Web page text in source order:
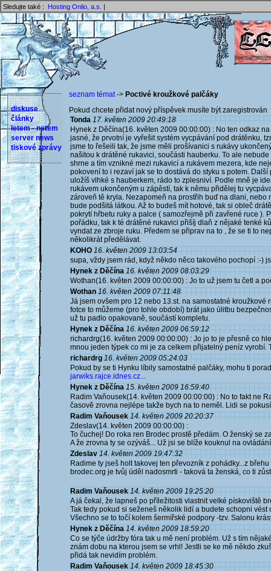
Sledujte také : Hosting Onlio, a.s. |
diskuse
články
letem - netem
server news
tiskové zprávy
seznam témat-> Poctivé kroužkové palčáky
Pokud chcete přidat nový příspěvek musíte být
Tonda 17. květen 2009 20:49:18
Hynek z Děčína(16. květen 2009 00:00:00) : No ten odkaz
jasné, že prvotní je vyřešit systém vycpávání pod drátěnku,
jsme to řešeili tak, že jsme měli prošívanici s rukávy
našitou k drátěné rukavici, součásti hauberku. To ale
shrne a tím vznikné mezi rukavicí a rukávem mezera, kde
pokovení to i rezaví jak se to dostává do styku s potem.
uložíš vlhké s hauberkem, rádo to zplesniví. Podle mně je
rukávem ukončeným u zápěstí, tak k němu přidělej tu
zároveň tě kryla. Nezapomeň na prostřih buď na dlani,
bude podšitá látkou. Až to budeš mít hotové, tak si obleč
pokrytí hřbetu ruky a palce ( samozřejmě při zavřené ruce ).
pořádku, tak k té drátěné rukavici přišíj dlaň z nějaké tenké
vyndat ze zbroje ruku. Předem se připrav na to , že se ti to
několikrát předělávat.
KOHO 16. květen 2009 13:03:54
supa, vždy jsem rád, když někdo něco takového pochopí :-)
Hynek z Děčína 16. květen 2009 08:03:29
Wothan(16. květen 2009 00:00:00) : Jo to už jsem tu četl a
Wothan 16. květen 2009 07:11:48
Já jsem ovšem pro 12 nebo 13.st. na samostatné
fotce to můžeme (pro tohle období) brát jako úlitbu
už tu padlo opakovaně, součástí kompletu.
Hynek z Děčína 16. květen 2009 06:59:12
richardrg(16. květen 2009 00:00:00) : Jo jo to je přesně co
mnou jeden týpek co mi je za celkem přijatelný peníz vyrobí.
richardrg 16. květen 2009 05:24:03
Pokud by se ti Hynku líbily samostatné palčáky, mohu ti
jarwiks.rajce.idnes.cz...
Hynek z Děčína 15. květen 2009 16:59:40
Radim Vaňousek(14. květen 2009 00:00:00) : No to fakt ne
časově zrovna nejlépe takže bych na to neměl. Lidi se
Radim Vaňousek 14. květen 2009 20:20:37
Zdeslav(14. květen 2009 00:00:00) :
To čuchej! Do roka ren Brodec prostě předám. O ženský se
A že zrovna ty se ozýváš... Už jsi se blíže kouknul na
Zdeslav 14. květen 2009 19:47:32
Radime ty jseš holt takovej ten převozník z pohádky...z
brodec.org je tvůj úděl nadosmrti - taková ta ženská, co ti
Radim Vaňousek 14. květen 2009 19:25:20
A já čekal, že lapneš po příležitosti vlastnit velké pískoviště
Tak tedy pokud si seženeš několik lidí a budete schopni
Všechno se to točí kolem šermířské podpory -tzv. Salonu
Hynek z Děčína 14. květen 2009 18:59:20
Co se týče údržby fóra tak u mě není problém. Už s tím
znám dobu na kterou jsem se vrhl! Jestli se ke mě někdo
přidá tak nevidím problém.
Radim Vaňousek 14. květen 2009 18:45:30